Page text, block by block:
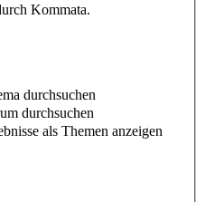
Kommata.
durchsuchen
durchsuchen
als Themen anzeigen